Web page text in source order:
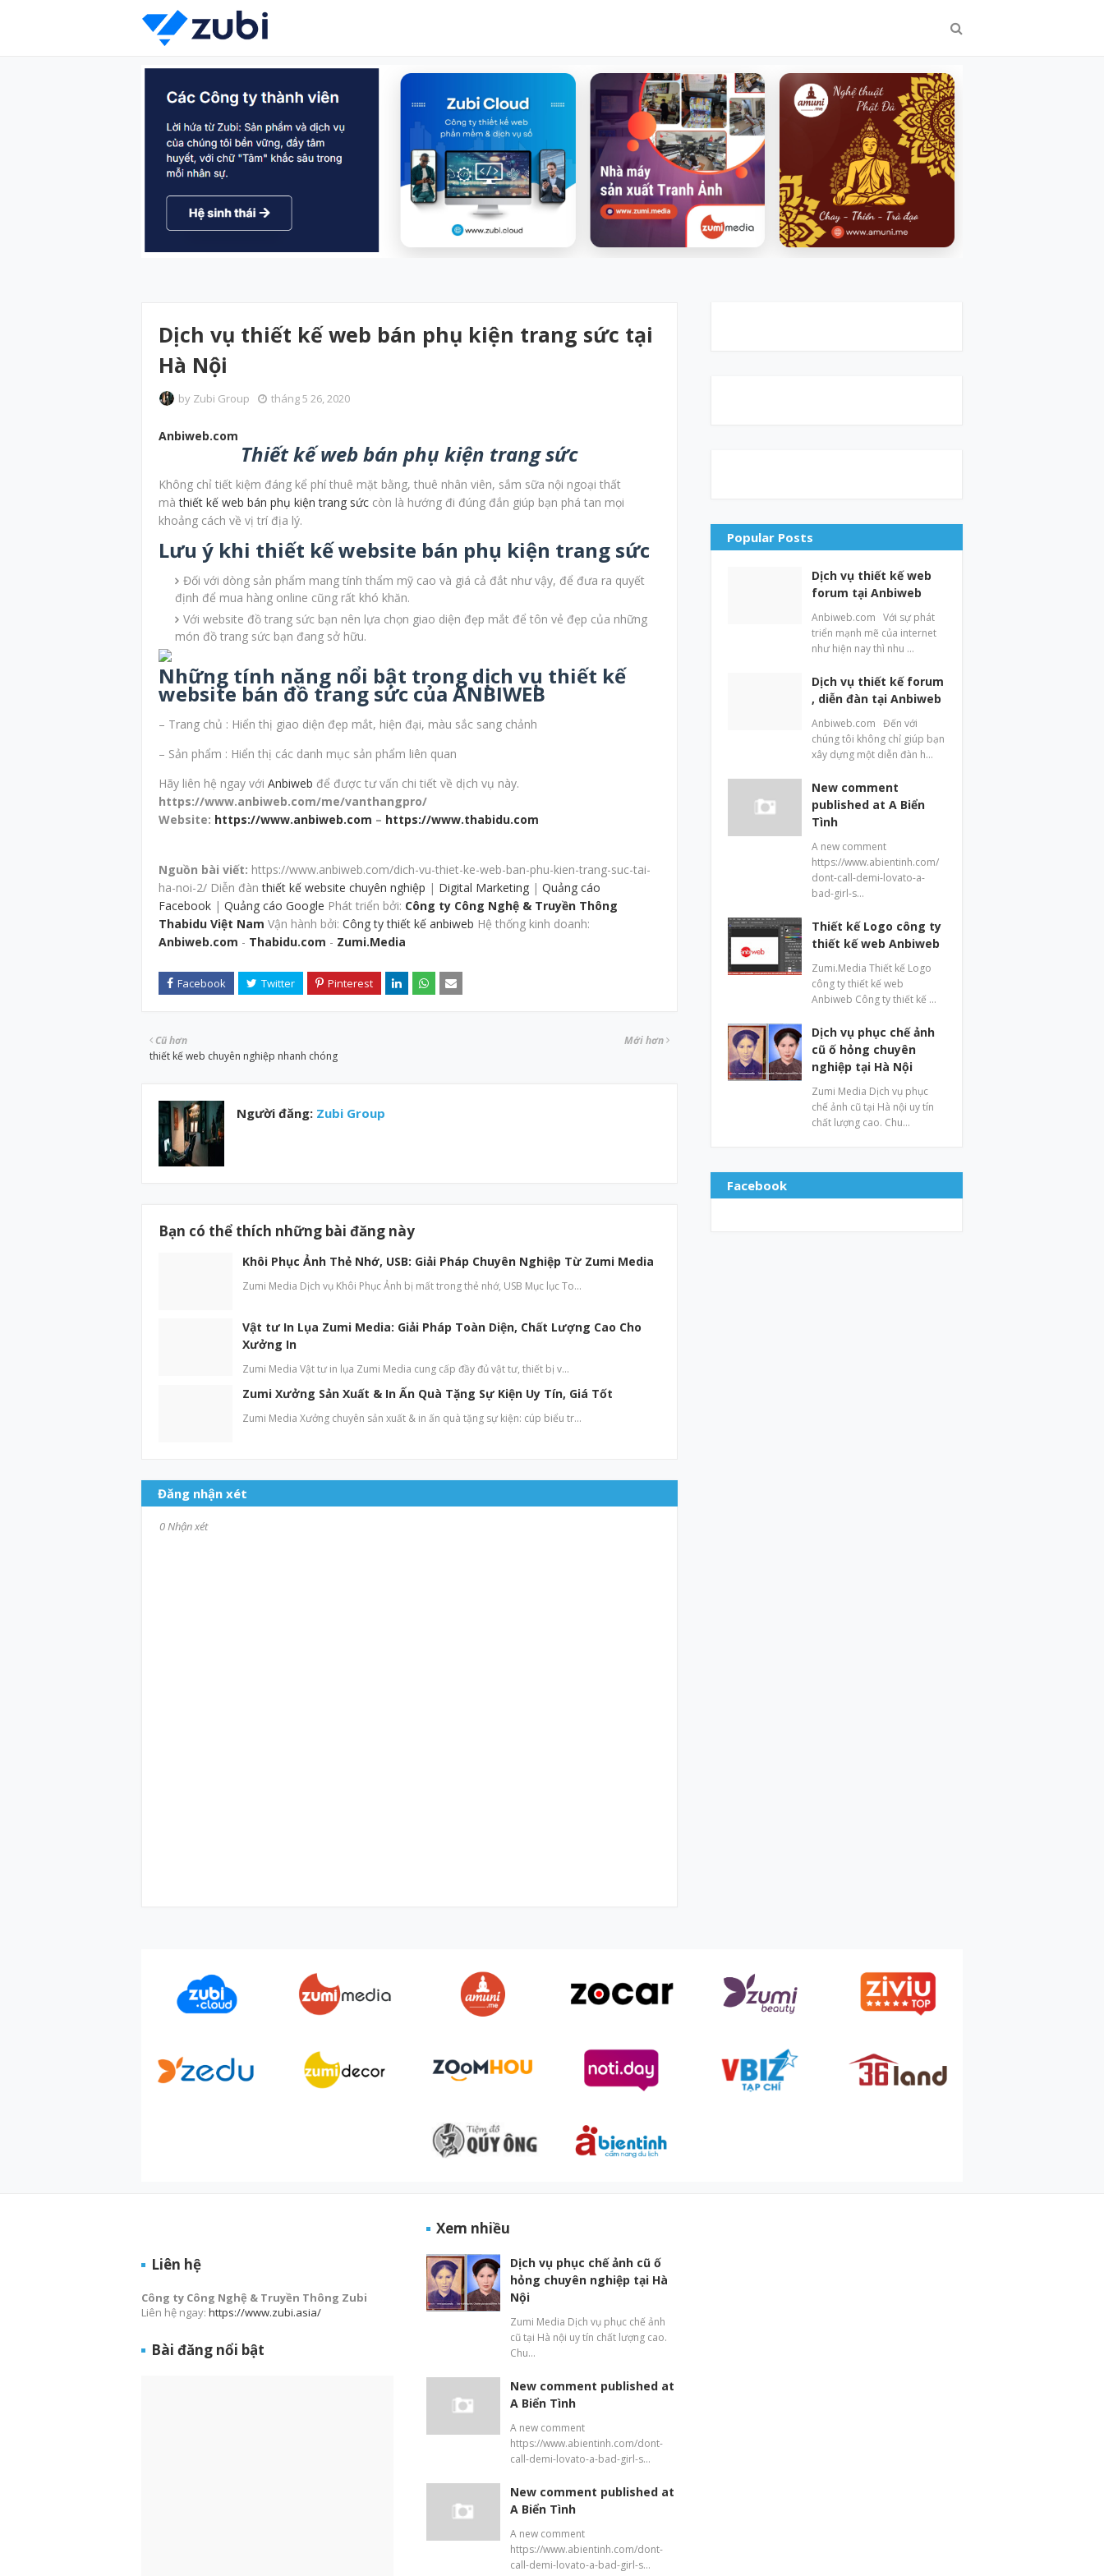
Dịch vụ thiết kế web bán phụ kiện trang sức tại
Hà Nội
by Zubi Group tháng 5 26, 2020
Anbiweb.com
Thiết kế web bán phụ kiện trang sức
Không chỉ tiết kiệm đáng kể phí thuê mặt bằng, thuê nhân viên, sắm sữa nội ngoại thất
màthiết kế web bán phụ kiện trang sức còn là hướng đi đúng đắn giúp bạn phá tan mọi
khoảng cách về vị trí địa lý.
Lưu ý khi thiết kế website bán phụ kiện trang sức
Đối với dòng sản phẩm mang tính thẩm mỹ cao và giá cả đắt như vậy, để đưa ra quyết
định để mua hàng online cũng rất khó khăn.
Với website đồ trang sức bạn nên lựa chọn giao diện đẹp mắt để tôn vẻ đẹp của những
món đồ trang sức bạn đang sở hữu.
Những tính năng nổi bật trong dịch vụ thiết kế
website bán đồ trang sức của ANBIWEB
– Trang chủ : Hiển thị giao diện đẹp mắt, hiện đại, màu sắc sang chảnh
– Sản phẩm : Hiển thị các danh mục sản phẩm liên quan
Hãy liên hệ ngay với Anbiweb để được tư vấn chi tiết về dịch vụ này.
https://www.anbiweb.com/me/vanthangpro/
Website: https://www.anbiweb.com – https://www.thabidu.com
Nguồn bài viết: https://www.anbiweb.com/dich-vu-thiet-ke-web-ban-phu-kien-trang-suc-tai-
ha-noi-2/ Diễn đànthiết kế website chuyên nghiệp | Digital Marketing | Quảng cáo
Facebook | Quảng cáo Google Phát triển bởi: Công ty Công Nghệ & Truyền Thông
Thabidu Việt Nam Vận hành bởi: Công ty thiết kế anbiweb Hệ thống kinh doanh:
Anbiweb.com - Thabidu.com - Zumi.Media
Mới hơn
Cũ hơn
thiết kế web chuyên nghiệp nhanh chóng
Người đăng: Zubi Group
Bạn có thể thích những bài đăng này
Khôi Phục Ảnh Thẻ Nhớ, USB: Giải Pháp Chuyên Nghiệp Từ Zumi Media
Zumi Media Dịch vụ Khôi Phục Ảnh bị mất trong thẻ nhớ, USB Mục lục To…
Vật tư In Lụa Zumi Media: Giải Pháp Toàn Diện, Chất Lượng Cao Cho
Xưởng In
Zumi Media Vật tư in lụa Zumi Media cung cấp đầy đủ vật tư, thiết bị v…
Zumi Xưởng Sản Xuất & In Ấn Quà Tặng Sự Kiện Uy Tín, Giá Tốt
Zumi Media Xưởng chuyên sản xuất & in ấn quà tặng sự kiện: cúp biểu tr…
Đăng nhận xét
0 Nhận xét
Popular Posts
Dịch vụ thiết kế web
forum tại Anbiweb
Anbiweb.com Với sự phát
triển mạnh mẽ của internet
như hiện nay thì nhu …
Dịch vụ thiết kế forum
, diễn đàn tại Anbiweb
Anbiweb.com Đến với
chúng tôi không chỉ giúp bạn
xây dựng một diễn đàn h…
New comment
published at A Biển
Tình
A new comment
https://www.abientinh.com/
dont-call-demi-lovato-a-
bad-girl-s…
Thiết kế Logo công ty
thiết kế web Anbiweb
Zumi.Media Thiết kế Logo
công ty thiết kế web
Anbiweb Công ty thiết kế …
Dịch vụ phục chế ảnh
cũ ố hỏng chuyên
nghiệp tại Hà Nội
Zumi Media Dịch vụ phục
chế ảnh cũ tại Hà nội uy tín
chất lượng cao. Chu…
Facebook
Liên hệ
Công ty Công Nghệ & Truyền Thông Zubi
Liên hệ ngay: https://www.zubi.asia/
Bài đăng nổi bật
Xem nhiều
Dịch vụ phục chế ảnh cũ ố
hỏng chuyên nghiệp tại Hà
Nội
Zumi Media Dịch vụ phục chế ảnh
cũ tại Hà nội uy tín chất lượng cao.
Chu…
New comment published at
A Biển Tình
A new comment
https://www.abientinh.com/dont-
call-demi-lovato-a-bad-girl-s…
New comment published at
A Biển Tình
A new comment
https://www.abientinh.com/dont-
call-demi-lovato-a-bad-girl-s…